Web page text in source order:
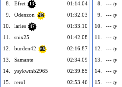
8.
Efret 13
01:14.04
9.
Odenzon 45
01:32.03
10.
laries 47
01:33.10
11.
snix25
01:42.08
12.
burden42 66
02:16.87
13.
Samante
02:34.09
14.
ysykwtnb2965
02:39.85
15.
rerol
02:53.46
8.
---
9.
---
10.
---
11.
---
12.
---
13.
---
14.
---
15.
---